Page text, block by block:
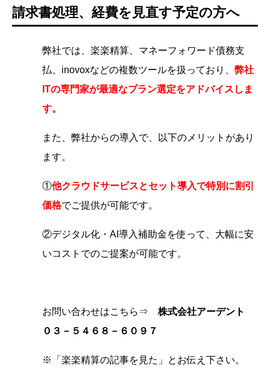
請求書処理、経費を見直す予定の方へ
弊社では、楽楽精算、マネーフォワード債務支
払、inovoxなどの複数ツールを扱っており、 弊社
ITの専門家が最適なプラン選定をアドバイスしま
す。
また、弊社からの導入で、以下のメリットがあり
ます。
①他クラウドサービスとセット導入で特別に割引
価格でご提供が可能です。
②デジタル化・AI導入補助金を使って、大幅に安
いコストでのご提案が可能です。
お問い合わせはこちら⇒ 株式会社アーデント
０３－５４６８－６０９７
※「楽楽精算の記事を見た」とお伝え下さい。